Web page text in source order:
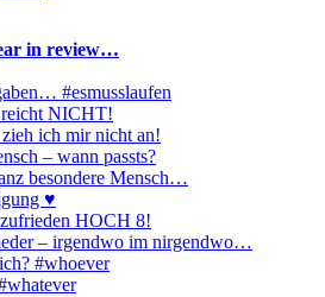
in review…
#esmusslaufen
reicht NICHT!
ich mir nicht an!
– wann passts?
besondere Mensch…
♥
HOCH 8!
– irgendwo im nirgendwo…
#whoever